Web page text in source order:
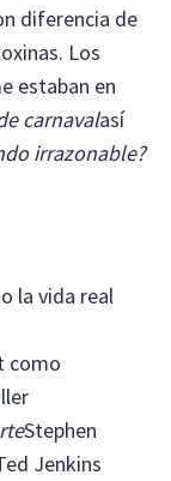
diferencia de
Los
estaban en
carnavalasí
irrazonable?
la vida real
como
Stephen
Jenkins